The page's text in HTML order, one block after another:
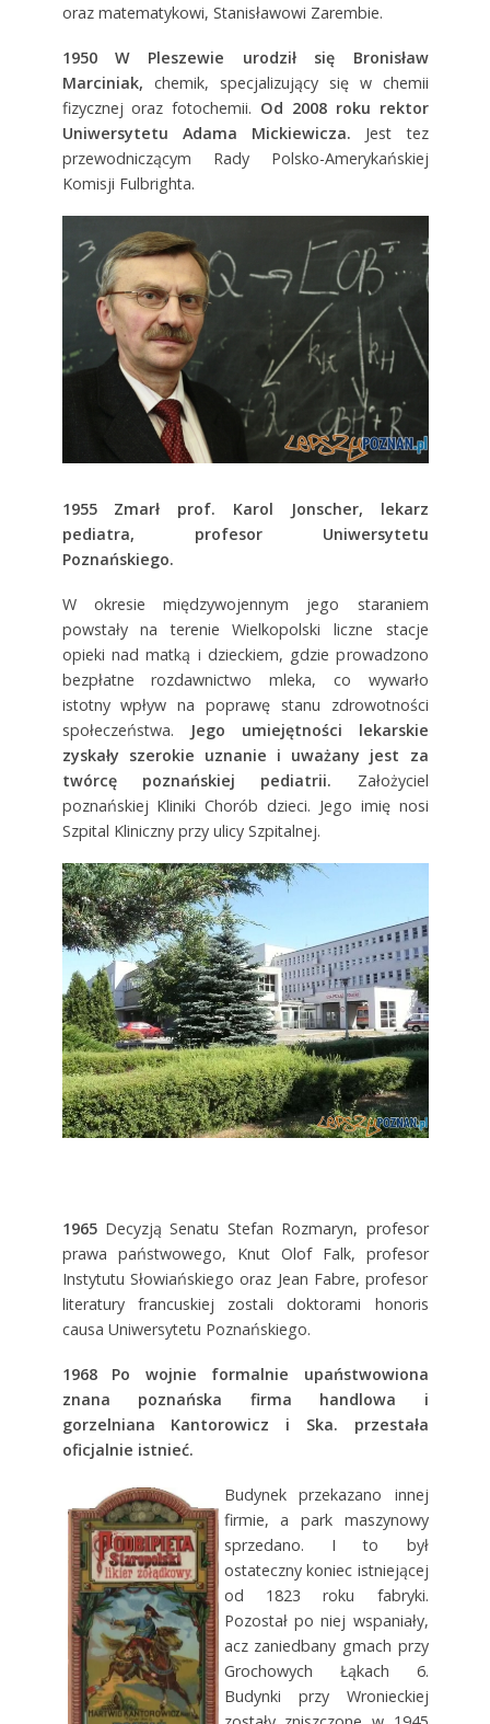
oraz matematykowi, Stanisławowi Zarembie.
1950
W Pleszewie urodził się Bronisław
Marciniak, chemik, specjalizujący się w chemii
fizycznej oraz fotochemii. Od 2008 roku rektor
Uniwersytetu Adama Mickiewicza. Jest tez
przewodniczącym Rady Polsko-Amerykańskiej
Komisji Fulbrighta.
1955
Zmarł prof. Karol Jonscher, lekarz
pediatra, profesor Uniwersytetu
Poznańskiego.
W okresie międzywojennym jego staraniem
powstały na terenie Wielkopolski liczne stacje
opieki nad matką i dzieckiem, gdzie prowadzono
bezpłatne rozdawnictwo mleka, co wywarło
istotny wpływ na poprawę stanu zdrowotności
społeczeństwa. Jego umiejętności lekarskie
zyskały szerokie uznanie i uważany jest za
twórcę poznańskiej pediatrii. Założyciel
poznańskiej Kliniki Chorób dzieci. Jego imię nosi
Szpital Kliniczny przy ulicy Szpitalnej.
1965 Decyzją Senatu Stefan Rozmaryn, profesor
prawa państwowego, Knut Olof Falk, profesor
Instytutu Słowiańskiego oraz Jean Fabre, profesor
literatury francuskiej zostali doktorami honoris
causa Uniwersytetu Poznańskiego.
1968 Po wojnie formalnie upaństwowiona
znana poznańska firma handlowa i
gorzelniana Kantorowicz i Ska. przestała
oficjalnie istnieć.
Budynek przekazano innej
firmie, a park maszynowy
sprzedano. I to był
ostateczny koniec istniejącej
od 1823 roku fabryki.
Pozostał po niej wspaniały,
acz zaniedbany gmach przy
Grochowych Łąkach 6.
Budynki przy Wronieckiej